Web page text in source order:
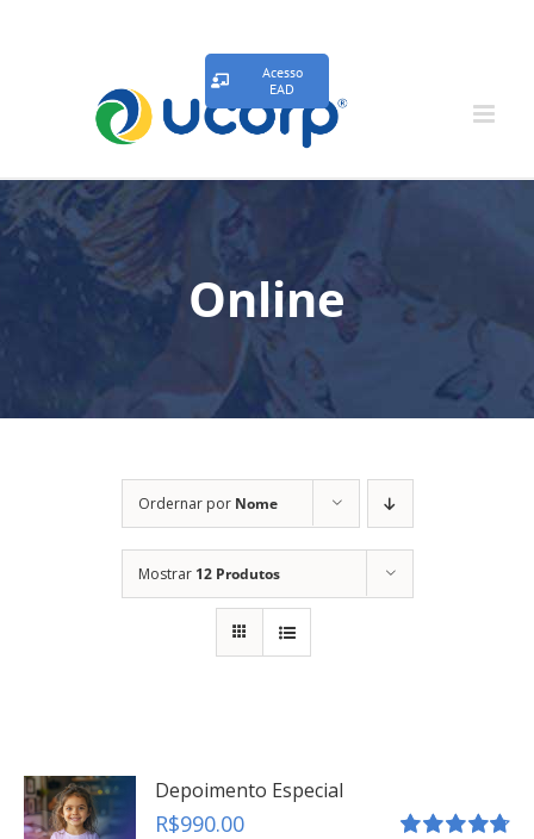
Acesso
EAD
Online
Ordernar por Nome
Mostrar 12 Produtos
Depoimento Especial
R$990.00